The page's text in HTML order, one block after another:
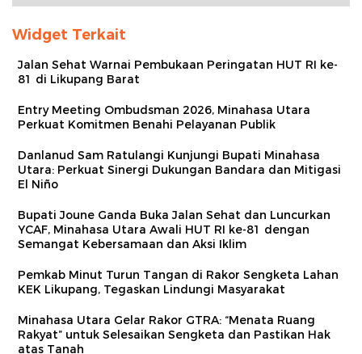
Widget Terkait
Jalan Sehat Warnai Pembukaan Peringatan HUT RI ke-
81 di Likupang Barat
Entry Meeting Ombudsman 2026, Minahasa Utara
Perkuat Komitmen Benahi Pelayanan Publik
Danlanud Sam Ratulangi Kunjungi Bupati Minahasa
Utara: Perkuat Sinergi Dukungan Bandara dan Mitigasi
El Niño
Bupati Joune Ganda Buka Jalan Sehat dan Luncurkan
YCAF, Minahasa Utara Awali HUT RI ke-81 dengan
Semangat Kebersamaan dan Aksi Iklim
Pemkab Minut Turun Tangan di Rakor Sengketa Lahan
KEK Likupang, Tegaskan Lindungi Masyarakat
Minahasa Utara Gelar Rakor GTRA: “Menata Ruang
Rakyat” untuk Selesaikan Sengketa dan Pastikan Hak
atas Tanah